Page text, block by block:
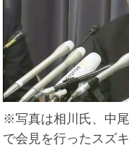
※写真は相川氏、中
で会見を行ったスズ